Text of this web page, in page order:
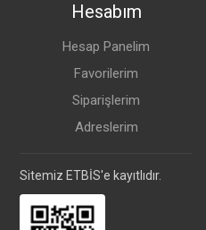
Hesabım
Hesap Panelim
Favorilerim
Siparişlerim
Adreslerim
Sitemiz ETBİS'e kayıtlıdır.